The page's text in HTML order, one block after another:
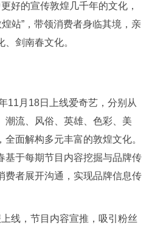
好的宣传敦煌几千年的文化，
站”，带领消费者身临其境，亲
剑南春文化。
11月18日上线爱奇艺，分别从
潮流、风俗、英雄、色彩、美
面解构多元丰富的敦煌文化。
基于每期节目内容挖掘与品牌传
费者展开沟通，实现品牌信息传
线，节目内容宣推，吸引粉丝